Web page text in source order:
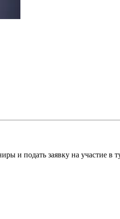
и подать заявку на участие в